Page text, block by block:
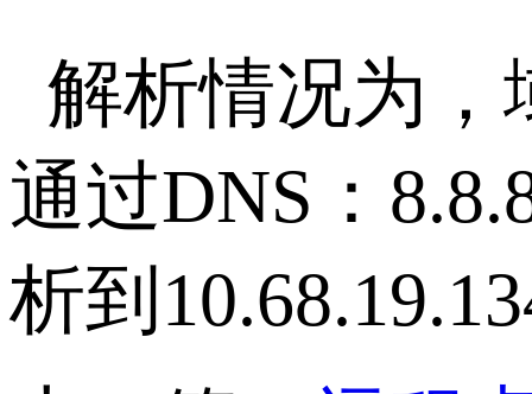
解析情况为，
通过DNS：
析到